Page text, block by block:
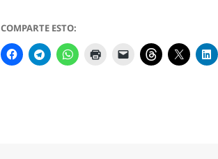
COMPARTE ESTO: